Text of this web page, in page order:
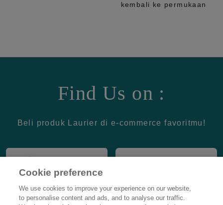
kembali ke permukaan
Find Us on :
Beli produk Laurier di e-commerce favoritmu!
Cookie preference
We use cookies to improve your experience on our website,
to personalise content and ads, and to analyse our traffic.